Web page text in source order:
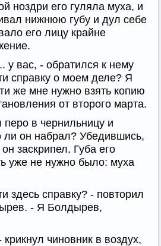
ноздри его гуляла муха, и
нижнюю губу и дул себе
его лицу крайне
у вас, - обратился к нему
справку о моем деле? Я
же мне нужно взять копию
от второго марта.
перо в чернильницу и
ли он набрал? Убедившись,
заскрипел. Губа его
уже не нужно было: муха
здесь справку? - повторил
- Я Болдырев,
чиновник в воздух,